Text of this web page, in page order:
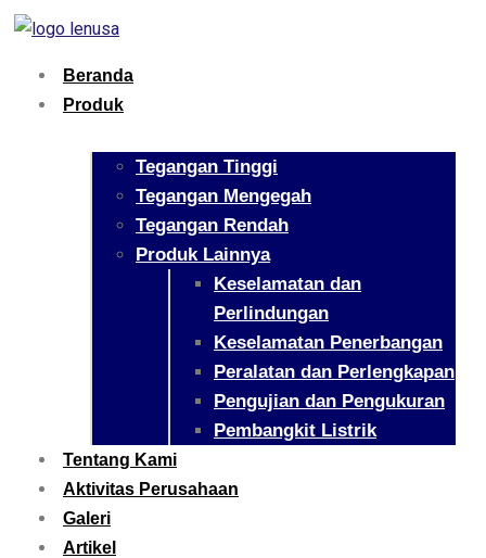
Beranda
Produk
Tegangan Tinggi
Tegangan Mengegah
Tegangan Rendah
Produk Lainnya
Keselamatan dan
Perlindungan
Keselamatan Penerbangan
Peralatan dan Perlengkapan
Pengujian dan Pengukuran
Pembangkit Listrik
Tentang Kami
Aktivitas Perusahaan
Galeri
Artikel